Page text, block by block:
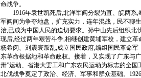
命战争。
1916年袁世凯死后,北洋军阀分裂为直、皖两系,
军阀间为争夺地盘，扩充实力，连年混战，民不聊
治,已成为中国人民的迫切要求。孙中山先后组织北
现后,经过两年艰苦斗争,相继创建黄埔军校，建立
杨希闵、刘震寰叛乱,成立国民政府,编组国民革命
东革命根据地和革命政权。接着，又实现了广东与
卅”运动、省港大罢工和广东农民运动为标志的全
北伐战争奠定了政治、经济、军事和群众基础。